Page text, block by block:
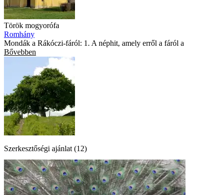
Török mogyorófa
Romhány
Mondák a Rákóczi-fáról: 1. A néphit, amely erről a fáról a
Bővebben
Szerkesztőségi ajánlat (12)